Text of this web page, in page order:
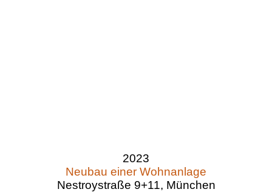
2023
Neubau einer Wohnanlage
Nestroystraße 9+11, München